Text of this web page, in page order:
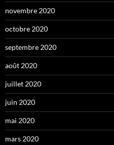
novembre 2020
octobre 2020
septembre 2020
août 2020
juillet 2020
juin 2020
mai 2020
mars 2020